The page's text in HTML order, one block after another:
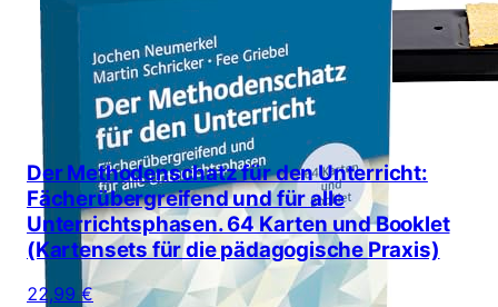
Der Methodenschatz für den Unterricht:
Fächerübergreifend und für alle
Unterrichtsphasen. 64 Karten und Booklet
(Kartensets für die pädagogische Praxis)
22,99 €